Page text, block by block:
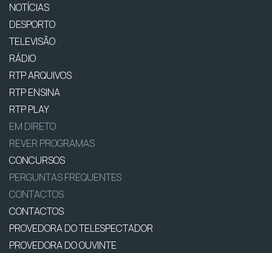
NOTÍCIAS
DESPORTO
TELEVISÃO
RÁDIO
RTP ARQUIVOS
RTP ENSINA
RTP PLAY
EM DIRETO
REVER PROGRAMAS
CONCURSOS
PERGUNTAS FREQUENTES
CONTACTOS
CONTACTOS
PROVEDORA DO TELESPECTADOR
PROVEDORA DO OUVINTE